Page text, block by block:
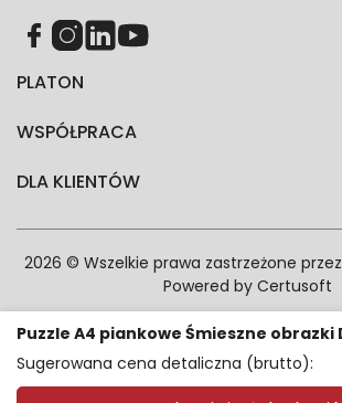
Sugerowana cena detaliczna (brutto):
PLATON
WSPÓŁPRACA
DLA KLIENTÓW
2026 © Wszelkie prawa zastrzeżone przez
Powered by Certusoft